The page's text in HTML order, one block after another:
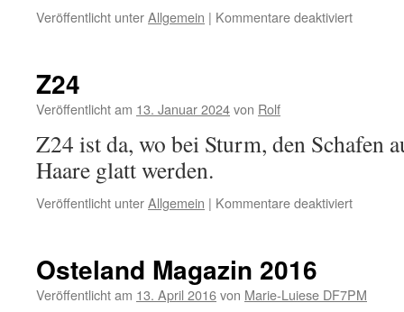
Veröffentlicht unterAllgemein | Kommentare deaktiviertfür
des
Z24
Veröffentlicht am 13. Januar 2024von Rolf
Z24 ist da, wo bei Sturm, den Schafen
Haare glatt werden.
Veröffentlicht unterAllgemein | Kommentare deaktiviertfür
Osteland Magazin 2016
Veröffentlicht am 13. April 2016von Marie-Luiese DF7PM